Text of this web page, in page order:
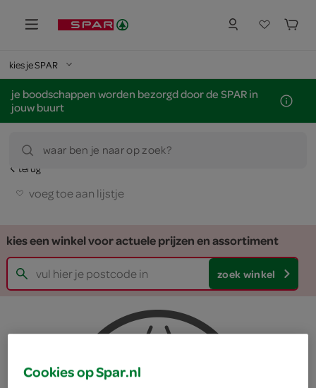
kies je SPAR
je boodschappen worden bezorgd door de SPAR in
jouw buurt
waar ben je naar op zoek?
terug
voeg toe aan lijstje
kies een winkel voor actuele prijzen en assortiment
zoek winkel
Cookies op Spar.nl